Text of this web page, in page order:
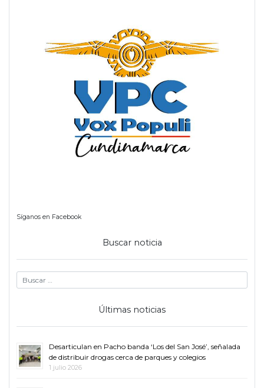
Síganos en Facebook
Buscar noticia
Últimas noticias
Desarticulan en Pacho banda ‘Los del San José’, señalada
de distribuir drogas cerca de parques y colegios
1 julio 2026